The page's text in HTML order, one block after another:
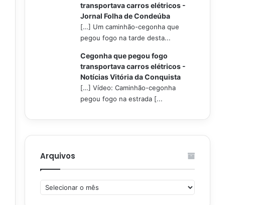
transportava carros elétricos -
Jornal Folha de Condeúba
[…] Um caminhão-cegonha que
pegou fogo na tarde desta...
Cegonha que pegou fogo
transportava carros elétricos -
Notícias Vitória da Conquista
[…] Vídeo: Caminhão-cegonha
pegou fogo na estrada [...
Arquivos
Arquivos